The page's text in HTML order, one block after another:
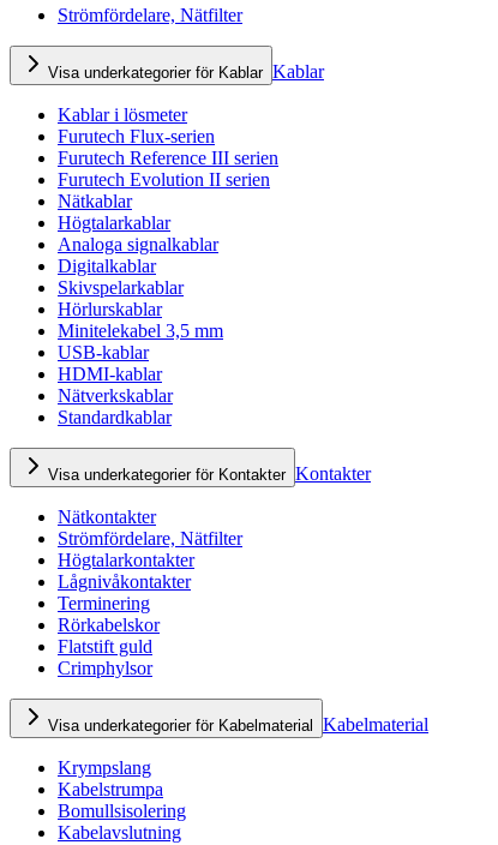
Strömfördelare, Nätfilter
Visa underkategorier för Kablar Kablar
Kablar i lösmeter
Furutech Flux-serien
Furutech Reference III serien
Furutech Evolution II serien
Nätkablar
Högtalarkablar
Analoga signalkablar
Digitalkablar
Skivspelarkablar
Hörlurskablar
Minitelekabel 3,5 mm
USB-kablar
HDMI-kablar
Nätverkskablar
Standardkablar
Visa underkategorier för Kontakter Kontakter
Nätkontakter
Strömfördelare, Nätfilter
Högtalarkontakter
Lågnivåkontakter
Terminering
Rörkabelskor
Flatstift guld
Crimphylsor
Visa underkategorier för Kabelmaterial Kabelmaterial
Krympslang
Kabelstrumpa
Bomullsisolering
Kabelavslutning